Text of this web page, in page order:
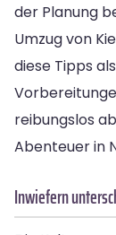
der Planung
Umzug von
diese Tipps
reibungslos
Abenteuer in
Inwiefern